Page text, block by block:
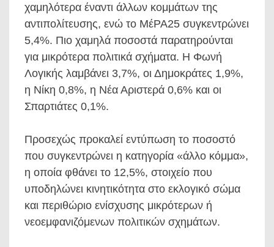
χαμηλότερα έναντι άλλων κομμάτων της
αντιπολίτευσης, ενώ το ΜέΡΑ25 συγκεντρώνει
5,4%. Πιο χαμηλά ποσοστά παρατηρούνται
για μικρότερα πολιτικά σχήματα. Η Φωνή
Λογικής λαμβάνει 3,7%, οι Δημοκράτες 1,9%,
η Νίκη 0,8%, η Νέα Αριστερά 0,6% και οι
Σπαρτιάτες 0,1%.
Προσεχώς προκαλεί εντύπωση το ποσοστό
που συγκεντρώνει η κατηγορία «άλλο κόμμα»,
η οποία φθάνει το 12,5%, στοιχείο που
υποδηλώνει κινητικότητα στο εκλογικό σώμα
και περιθώριο ενίσχυσης μικρότερων ή
νεοεμφανιζόμενων πολιτικών σχημάτων.